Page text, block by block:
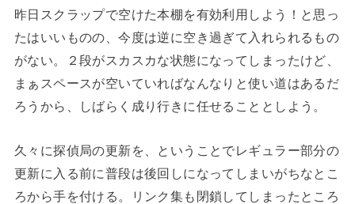
昨日スクラップで空けた本棚を有効利用しよう！と思っ
たはいいものの、今度は逆に空き過ぎて入れられるもの
がない。２段がスカスカな状態になってしまったけど、
まぁスペースが空いていればなんなりと使い道はあるだ
ろうから、しばらく成り行きに任せることとしよう。
久々に探偵局の更新を、ということでレギュラー部分の
更新に入る前に普段は後回しになってしまいがちなとこ
ろから手を付ける。リンク集も閉鎖してしまったところ